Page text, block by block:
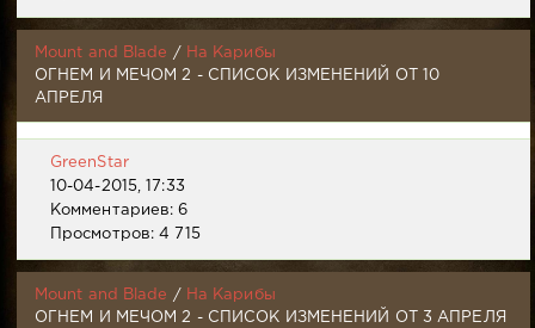
Mount and Blade /
На Карибы
ОГНЕМ И МЕЧОМ 2 - СПИСОК ИЗМЕНЕНИЙ ОТ 10
АПРЕЛЯ
GreenStar
10-04-2015, 17:33
Комментариев: 6
Просмотров: 4 715
Mount and Blade /
На Карибы
ОГНЕМ И МЕЧОМ 2 - СПИСОК ИЗМЕНЕНИЙ ОТ 3 АПРЕЛЯ